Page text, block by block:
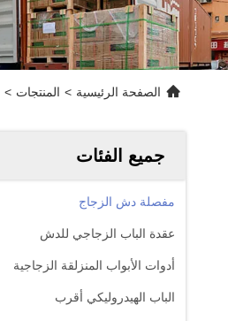
الصفحة الرئيسية > المنتجات >
جميع الفئات
مفصلة دش الزجاج
عقدة الباب الزجاجي للدش
أدوات الأبواب المنزلقة الزجاجية
الباب الهيدروليكي أقرب